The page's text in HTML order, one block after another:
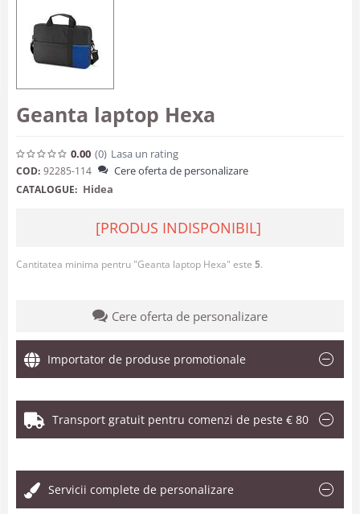
Geanta laptop Hexa
0.00 (0) Lasa un rating
COD: 92285-114 Cere oferta de personalizare
CATALOGUE: Hidea
[PRODUS INDISPONIBIL]
Cantitatea minima pentru "Geanta laptop Hexa" este 5.
Cere oferta de personalizare
Importator de produse promotionale
Transport gratuit pentru comenzi de peste € 80
Servicii complete de personalizare